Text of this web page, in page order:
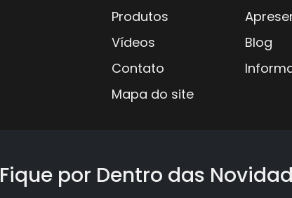
Produtos
Vídeos
Blog
Contato
Mapa do site
Fique por Dentro das